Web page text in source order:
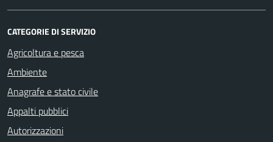
CATEGORIE DI SERVIZIO
Agricoltura e pesca
Ambiente
Anagrafe e stato civile
Appalti pubblici
Autorizzazioni